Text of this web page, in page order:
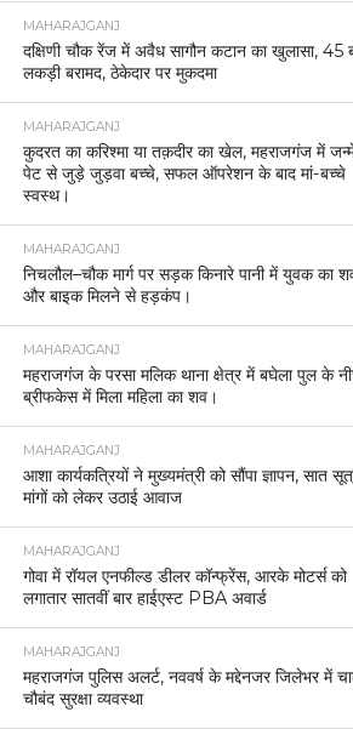
MAHARAJGANJ
दक्षिणी चौक रेंज में अवैध सागौन कटान का खुलासा, 45
लकड़ी बरामद, ठेकेदार पर मुकदमा
MAHARAJGANJ
कुदरत का करिश्मा या तक़दीर का खेल, महराजगंज में
पेट से जुड़े जुड़वा बच्चे, सफल ऑपरेशन के बाद मां-बच्चे
स्वस्थ।
MAHARAJGANJ
निचलौल–चौक मार्ग पर सड़क किनारे पानी में युवक का
और बाइक मिलने से हड़कंप।
MAHARAJGANJ
महराजगंज के परसा मलिक थाना क्षेत्र में बघेला पुल के
ब्रीफकेस में मिला महिला का शव।
MAHARAJGANJ
आशा कार्यकत्रियों ने मुख्यमंत्री को सौंपा ज्ञापन, सात
मांगों को लेकर उठाई आवाज
MAHARAJGANJ
गोवा में रॉयल एनफील्ड डीलर कॉन्फ्रेंस, आरके मोटर्स को
लगातार सातवीं बार हाईएस्ट PBA अवार्ड
MAHARAJGANJ
महराजगंज पुलिस अलर्ट, नववर्ष के मद्देनजर जिलेभर में
चौबंद सुरक्षा व्यवस्था